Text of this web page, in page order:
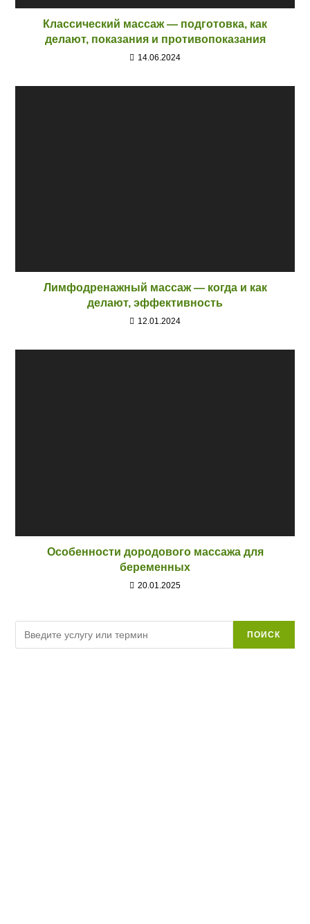
Классический массаж — подготовка, как
делают, показания и противопоказания
14.06.2024
Лимфодренажный массаж — когда и как
делают, эффективность
12.01.2024
Особенности дородового массажа для
беременных
20.01.2025
ПОИСК